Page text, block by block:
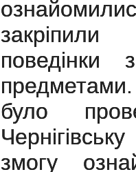
поведінки
було
змогу